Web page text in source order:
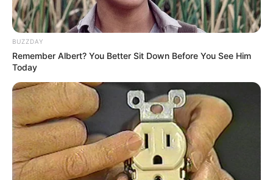
BUZZDAY
Remember Albert? You Better Sit Down Before You See Him
Today